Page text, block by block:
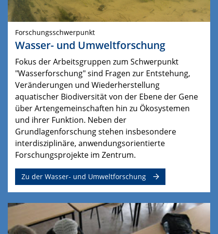
Forschungsschwerpunkt
Wasser- und Umweltforschung
Fokus der Arbeitsgruppen zum Schwerpunkt
"Wasserforschung" sind Fragen zur Entstehung,
Veränderungen und Wiederherstellung
aquatischer Biodiversität von der Ebene der Gene
über Artengemeinschaften hin zu Ökosystemen
und ihrer Funktion. Neben der
Grundlagenforschung stehen insbesondere
interdisziplinäre, anwendungsorientierte
Forschungsprojekte im Zentrum.
Zu der Wasser- und Umweltforschung